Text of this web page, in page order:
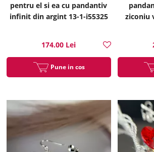
pentru el si ea cu pandantiv
infinit din argint 13-1-i55325
174.00 Lei
Pune in cos
ziconiu